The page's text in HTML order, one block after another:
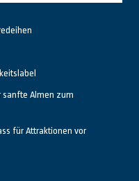
sanfte Almen zum
für Attraktionen vor